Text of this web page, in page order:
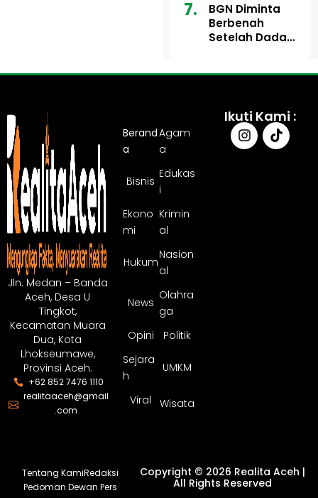
Sepenuhnya
Tuntas
Ulee Lheue, 14
Orang Derita
Luka Bakar
BGN Diminta
Berbenah
Setelah Dadan
Jln. Medan – Banda
Aceh, Desa U
Tingkot,
Kecamatan Muara
Dua, Kota
Lhokseumawe,
Provinsi Aceh.
+62 852 7476 1110
realitaaceh@gmail
.com
Berand
a
Agam
a
Bisnis
Edukas
i
Ekono
mi
Krimin
al
Hukum
Nasion
al
News
Olahra
ga
Opini
Politik
Sejara
h
UMKM
Viral Wisata
Ikuti Kami :
Tentang KamiRedaksi
Pedoman Dewan Pers
Copyright © 2026 Realita Aceh |
All Rights Reserved